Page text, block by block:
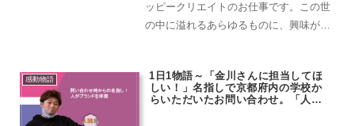
ッピークリエイトのお仕事です。この世
の中に溢れるあらゆるものに、興味があ
手で実現させられます！仕事だけではな
く、イベント21を通じて社会をよりよく
感動物語
1日1物語～「金川さんに担当してほ
しい！」名指しで京都府内の学校か
らいただいたお問い合わせ。「人が